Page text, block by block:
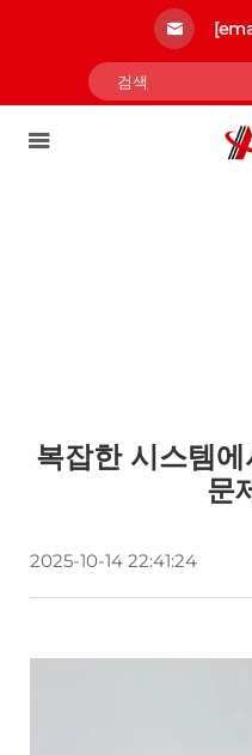
복잡한 시스템
문
2025-10-14 22:41:24